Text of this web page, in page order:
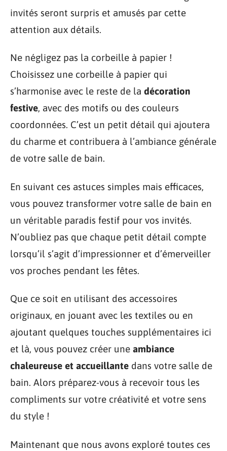
invités seront surpris et amusés par cette
attention aux détails.
Ne négligez pas la corbeille à papier !
Choisissez une corbeille à papier qui
s’harmonise avec le reste de la décoration
festive, avec des motifs ou des couleurs
coordonnées. C’est un petit détail qui ajoutera
du charme et contribuera à l’ambiance générale
de votre salle de bain.
En suivant ces astuces simples mais efficaces,
vous pouvez transformer votre salle de bain en
un véritable paradis festif pour vos invités.
N’oubliez pas que chaque petit détail compte
lorsqu’il s’agit d’impressionner et d’émerveiller
vos proches pendant les fêtes.
Que ce soit en utilisant des accessoires
originaux, en jouant avec les textiles ou en
ajoutant quelques touches supplémentaires ici
et là, vous pouvez créer une ambiance
chaleureuse et accueillante dans votre salle de
bain. Alors préparez-vous à recevoir tous les
compliments sur votre créativité et votre sens
du style !
Maintenant que nous avons exploré toutes ces